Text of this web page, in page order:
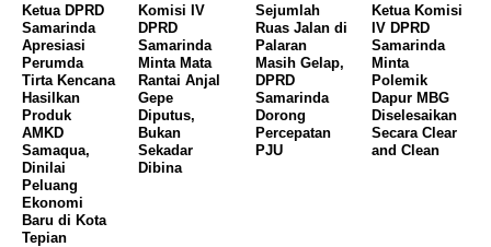
Ketua DPRD
Samarinda
Apresiasi
Perumda
Tirta Kencana
Hasilkan
Produk
AMKD
Samaqua,
Dinilai
Peluang
Ekonomi
Baru di Kota
Tepian
Komisi IV
DPRD
Samarinda
Minta Mata
Rantai Anjal
Gepe
Diputus,
Bukan
Sekadar
Dibina
Sejumlah
Ruas Jalan di
Palaran
Masih Gelap,
DPRD
Samarinda
Dorong
Percepatan
PJU
Ketua Komisi
IV DPRD
Samarinda
Minta
Polemik
Dapur MBG
Diselesaikan
Secara Clear
and Clean